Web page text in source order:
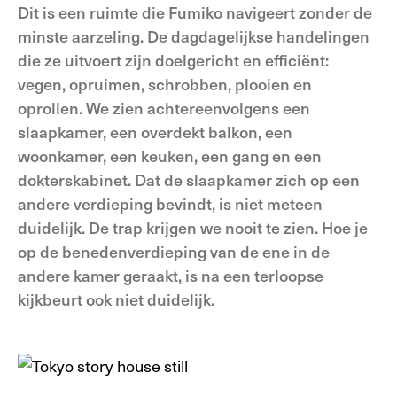
Dit is een ruimte die Fumiko navigeert zonder de
minste aarzeling. De dagdagelijkse handelingen
die ze uitvoert zijn doelgericht en efficiënt:
vegen, opruimen, schrobben, plooien en
oprollen. We zien achtereenvolgens een
slaapkamer, een overdekt balkon, een
woonkamer, een keuken, een gang en een
dokterskabinet. Dat de slaapkamer zich op een
andere verdieping bevindt, is niet meteen
duidelijk. De trap krijgen we nooit te zien. Hoe je
op de benedenverdieping van de ene in de
andere kamer geraakt, is na een terloopse
kijkbeurt ook niet duidelijk.